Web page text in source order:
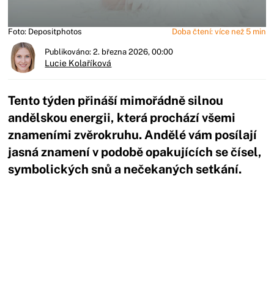
Foto: Depositphotos Doba čtení: více než 5 min
Publikováno: 2. března 2026, 00:00
Lucie Kolaříková
Tento týden přináší mimořádně silnou
andělskou energii, která prochází všemi
znameními zvěrokruhu. Andělé vám posílají
jasná znamení v podobě opakujících se čísel,
symbolických snů a nečekaných setkání.